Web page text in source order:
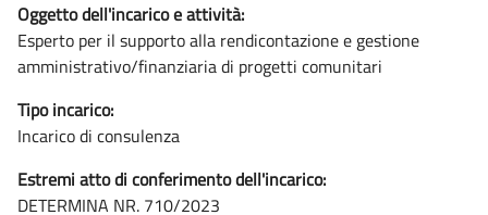
Oggetto dell'incarico e attività:
Esperto per il supporto alla rendicontazione e gestione
amministrativo/finanziaria di progetti comunitari
Tipo incarico:
Incarico di consulenza
Estremi atto di conferimento dell'incarico:
DETERMINA NR. 710/2023